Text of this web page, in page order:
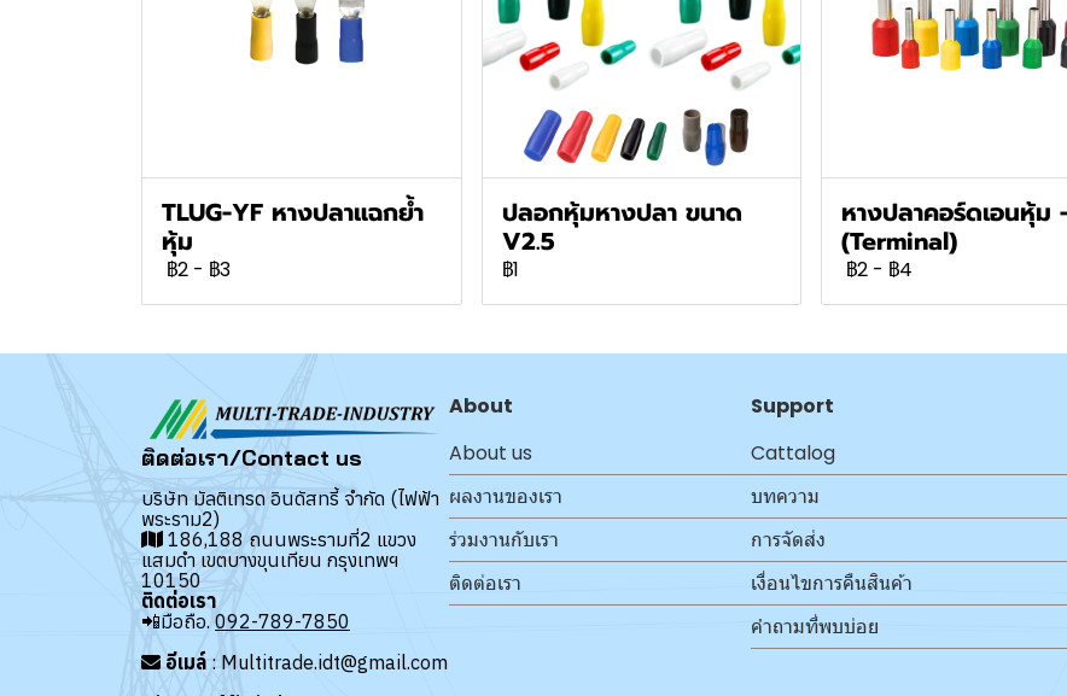
TLUG-YF หางปลาแฉกย้ำ
หุ้ม
฿2 - ฿3
ปลอกหุ้มหางปลา ขนาด
V2.5
฿1
หางปลาคอร์ดเอนหุ้ม
(Terminal)
฿2 - ฿4
ติดต่อเรา/Contact us
บริษัท มัลติเทรด อินดัสทรี้ จำกัด (ไฟฟ้า
พระราม2)
186,188 ถนนพระรามที่2 แขวง
แสมดำ เขตบางขุนเทียน กรุงเทพฯ
10150
ติดต่อเรา
📲มือถือ. 092-789-7850
อีเมล์ : Multitrade.idt@gmail.com
About
About us
ผลงานของเรา
ร่วมงานกับเรา
ติดต่อเรา
Support
Cattalog
บทความ
การจัดส่ง
เงื่อนไขการคืนสินค้า
คำถามที่พบบ่อย